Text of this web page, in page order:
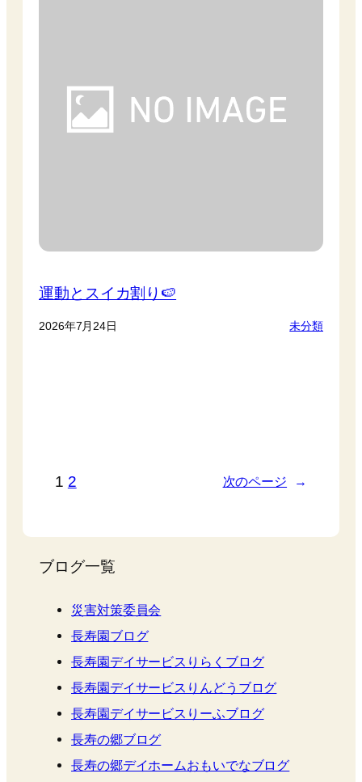
運動とスイカ割り🍉
2026年7月24日 未分類
1 2 次のページ →
ブログ一覧
災害対策委員会
長寿園ブログ
長寿園デイサービスりらくブログ
長寿園デイサービスりんどうブログ
長寿園デイサービスりーふブログ
長寿の郷ブログ
長寿の郷デイホームおもいでなブログ